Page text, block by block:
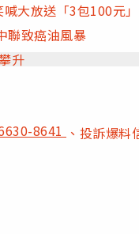
大放送「3包100元
聯致癌油風暴
升
8641 、投訴爆